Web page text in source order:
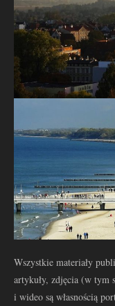
Wszystkie materiały
artykuły, zdjęcia (w tym
i wideo są własnością